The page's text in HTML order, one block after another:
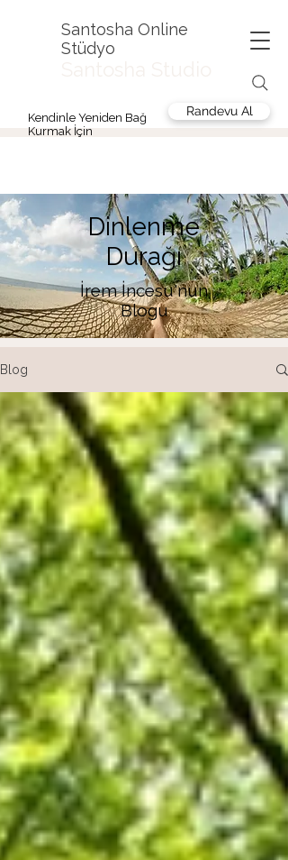
Santosha Online
Stüdyo
Kendinle Yeniden Bağ
Kurmak İçin
Randevu Al
Dinlenme
Durağı
İrem İncesu'nun
Blogu
Blog